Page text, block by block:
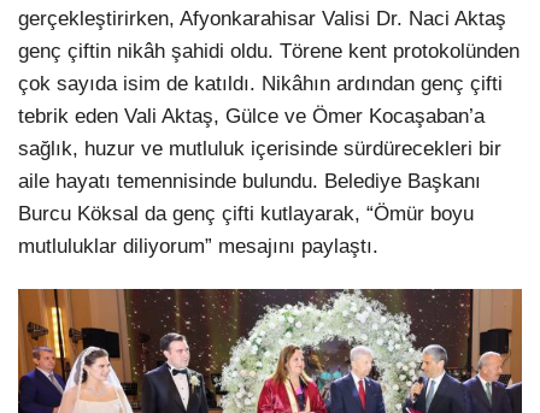
gerçekleştirirken, Afyonkarahisar Valisi Dr. Naci Aktaş
genç çiftin nikâh şahidi oldu. Törene kent protokolünden
çok sayıda isim de katıldı. Nikâhın ardından genç çifti
tebrik eden Vali Aktaş, Gülce ve Ömer Kocaşaban’a
sağlık, huzur ve mutluluk içerisinde sürdürecekleri bir
aile hayatı temennisinde bulundu. Belediye Başkanı
Burcu Köksal da genç çifti kutlayarak, “Ömür boyu
mutluluklar diliyorum” mesajını paylaştı.